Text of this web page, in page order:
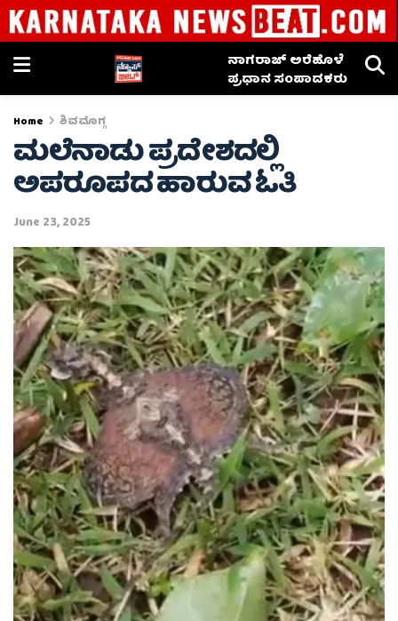
ನಾಗರಾಜ್ ಅರೆಹೊಳೆ
ಪ್ರಧಾನ ಸಂಪಾದಕರು
Home ಶಿವಮೊಗ್ಗ
ಮಲೆನಾಡು ಪ್ರದೇಶದಲ್ಲಿ
ಅಪರೂಪದ ಹಾರುವ ಓತಿ
June 23, 2025